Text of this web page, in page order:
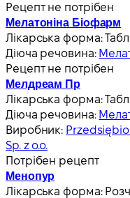
Рецепт не потрібен
Мелатоніна Біофарм
Лікарська форма:
Діюча речовина:
Рецепт не потрібен
Мелдреам Пр
Лікарська форма:
Діюча речовина:
Виробник:
Sp. z o.o.
Потрібен рецепт
Менопур
Лікарська форма: